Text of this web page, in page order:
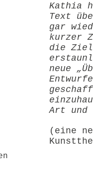
Kathia
Text
gar
kurzer
die
neue
Art und
(eine